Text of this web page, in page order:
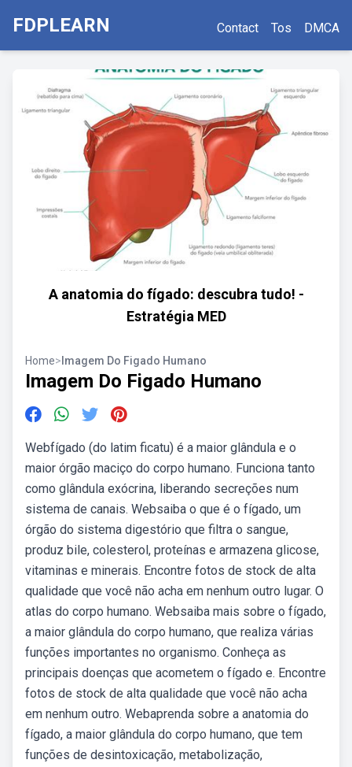
FDPLEARN Contact Tos DMCA
A anatomia do fígado: descubra tudo! -
Estratégia MED
Home> Imagem Do Figado Humano
Imagem Do Figado Humano
Webfígado (do latim ficatu) é a maior glândula e o
maior órgão maciço do corpo humano. Funciona tanto
como glândula exócrina, liberando secreções num
sistema de canais. Websaiba o que é o fígado, um
órgão do sistema digestório que filtra o sangue,
produz bile, colesterol, proteínas e armazena glicose,
vitaminas e minerais. Encontre fotos de stock de alta
qualidade que você não acha em nenhum outro lugar. O
atlas do corpo humano. Websaiba mais sobre o fígado,
a maior glândula do corpo humano, que realiza várias
funções importantes no organismo. Conheça as
principais doenças que acometem o fígado e. Encontre
fotos de stock de alta qualidade que você não acha
em nenhum outro. Webaprenda sobre a anatomia do
fígado, a maior glândula do corpo humano, que tem
funções de desintoxicação, metabolização,